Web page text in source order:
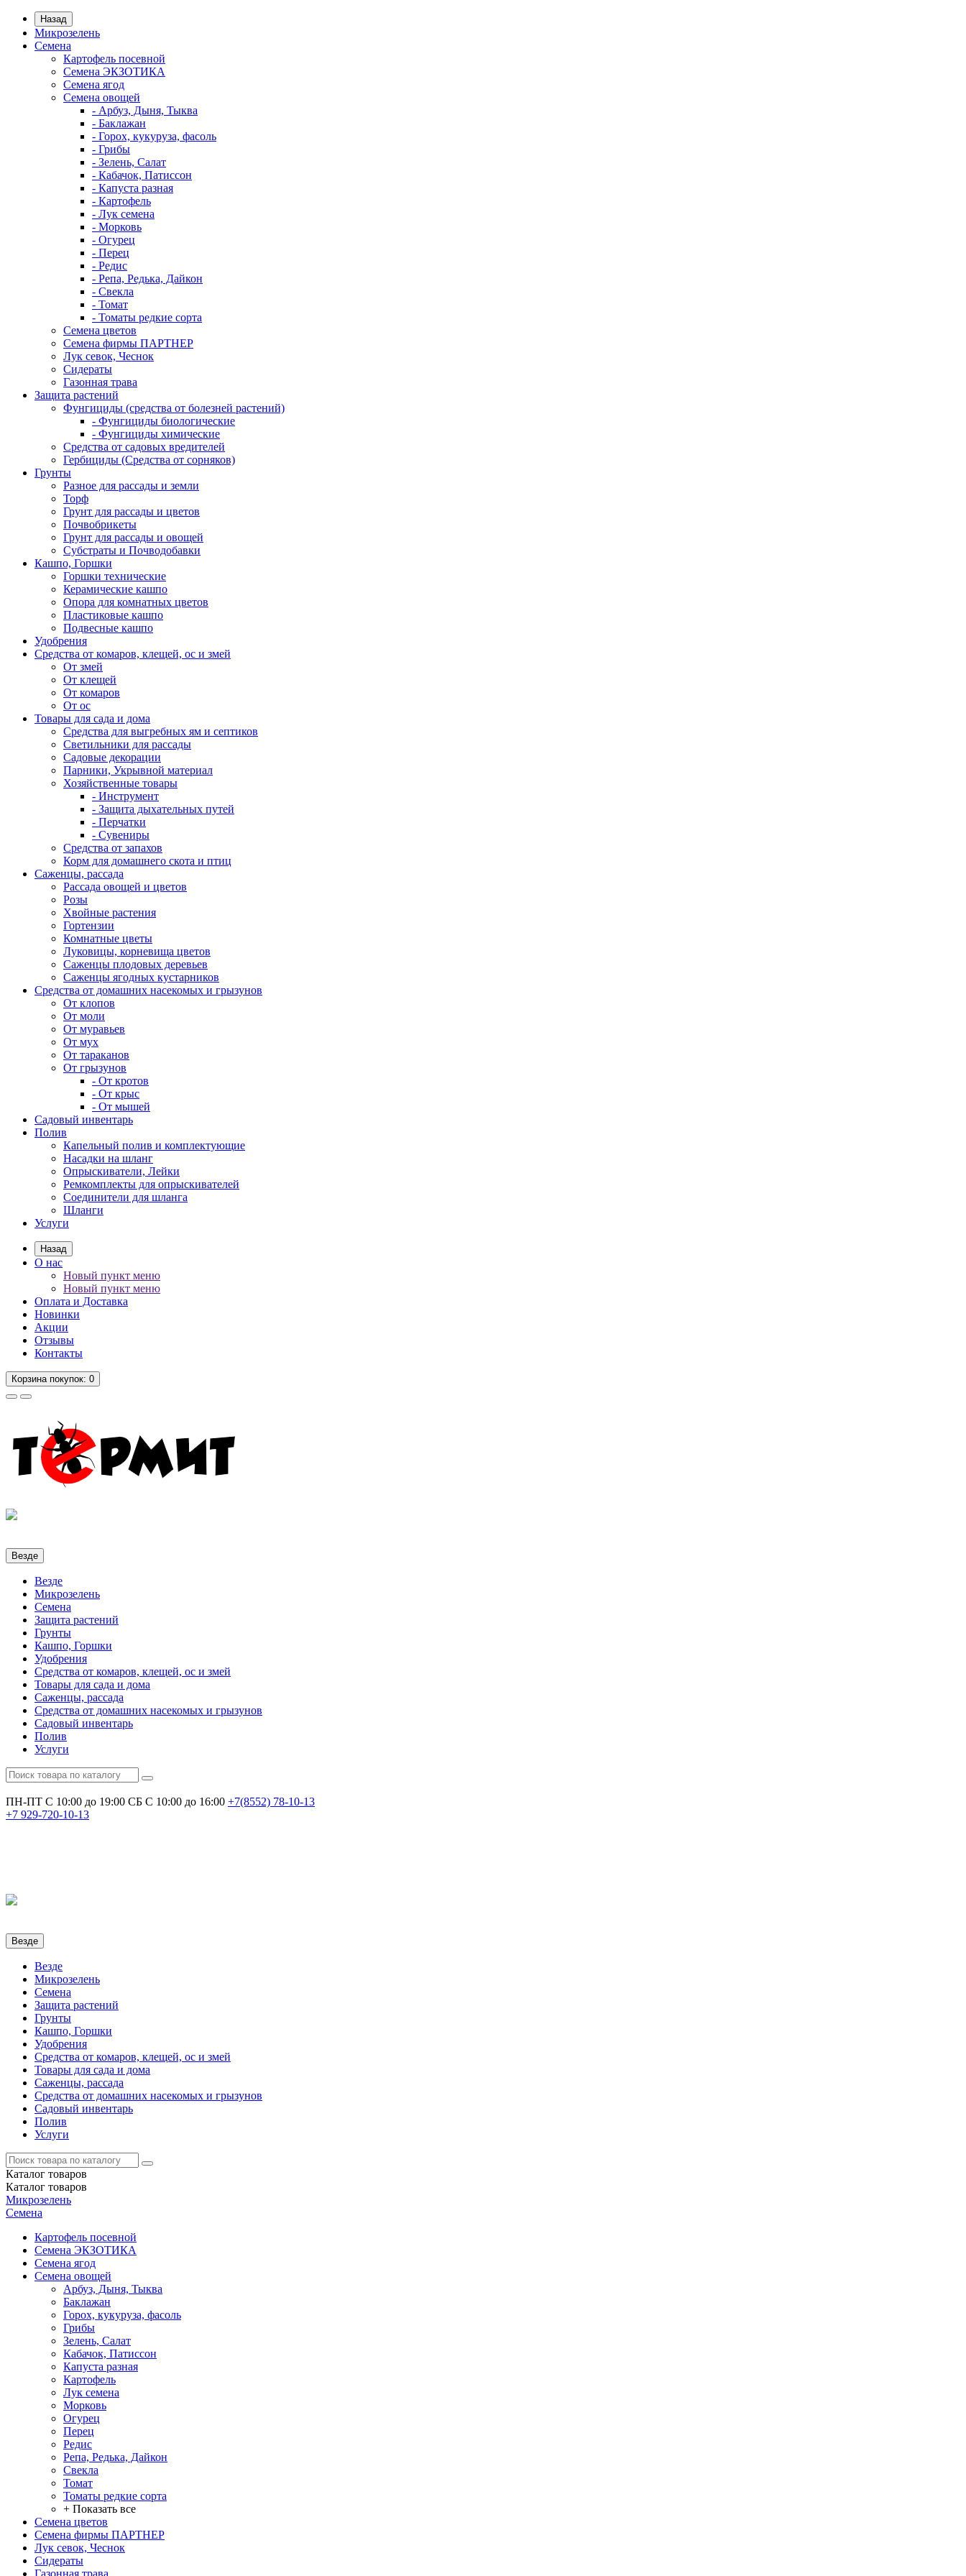
Назад
Микрозелень
Семена
Картофель посевной
Семена ЭКЗОТИКА
Семена ягод
Семена овощей
- Арбуз, Дыня, Тыква
- Баклажан
- Горох, кукуруза, фасоль
- Грибы
- Зелень, Салат
- Кабачок, Патиссон
- Капуста разная
- Картофель
- Лук семена
- Морковь
- Огурец
- Перец
- Редис
- Репа, Редька, Дайкон
- Свекла
- Томат
- Томаты редкие сорта
Семена цветов
Семена фирмы ПАРТНЕР
Лук севок, Чеснок
Сидераты
Газонная трава
Защита растений
Фунгициды (средства от болезней растений)
- Фунгициды биологические
- Фунгициды химические
Средства от садовых вредителей
Гербициды (Средства от сорняков)
Грунты
Разное для рассады и земли
Торф
Грунт для рассады и цветов
Почвобрикеты
Грунт для рассады и овощей
Субстраты и Почводобавки
Кашпо, Горшки
Горшки технические
Керамические кашпо
Опора для комнатных цветов
Пластиковые кашпо
Подвесные кашпо
Удобрения
Средства от комаров, клещей, ос и змей
От змей
От клещей
От комаров
От ос
Товары для сада и дома
Средства для выгребных ям и септиков
Светильники для рассады
Садовые декорации
Парники, Укрывной материал
Хозяйственные товары
- Инструмент
- Защита дыхательных путей
- Перчатки
- Сувениры
Средства от запахов
Корм для домашнего скота и птиц
Саженцы, рассада
Рассада овощей и цветов
Розы
Хвойные растения
Гортензии
Комнатные цветы
Луковицы, корневища цветов
Саженцы плодовых деревьев
Саженцы ягодных кустарников
Средства от домашних насекомых и грызунов
От клопов
От моли
От муравьев
От мух
От тараканов
От грызунов
- От кротов
- От крыс
- От мышей
Садовый инвентарь
Полив
Капельный полив и комплектующие
Насадки на шланг
Опрыскиватели, Лейки
Ремкомплекты для опрыскивателей
Соединители для шланга
Шланги
Услуги
Назад
О нас
Новый пункт меню
Новый пункт меню
Оплата и Доставка
Новинки
Акции
Отзывы
Контакты
Корзинапокупок: 0
Везде
Везде
Микрозелень
Семена
Защита растений
Грунты
Кашпо, Горшки
Удобрения
Средства от комаров, клещей, ос и змей
Товары для сада и дома
Саженцы, рассада
Средства от домашних насекомых и грызунов
Садовый инвентарь
Полив
Услуги
ПН-ПТ С 10:00 до 19:00 СБ С 10:00 до 16:00 +7(8552) 78-10-13
+7 929-720-10-13
Везде
Везде
Микрозелень
Семена
Защита растений
Грунты
Кашпо, Горшки
Удобрения
Средства от комаров, клещей, ос и змей
Товары для сада и дома
Саженцы, рассада
Средства от домашних насекомых и грызунов
Садовый инвентарь
Полив
Услуги
Каталог товаров
Каталог товаров
Микрозелень
Семена
Картофель посевной
Семена ЭКЗОТИКА
Семена ягод
Семена овощей
Арбуз, Дыня, Тыква
Баклажан
Горох, кукуруза, фасоль
Грибы
Зелень, Салат
Кабачок, Патиссон
Капуста разная
Картофель
Лук семена
Морковь
Огурец
Перец
Редис
Репа, Редька, Дайкон
Свекла
Томат
Томаты редкие сорта
+ Показать все
Семена цветов
Семена фирмы ПАРТНЕР
Лук севок, Чеснок
Сидераты
Газонная трава